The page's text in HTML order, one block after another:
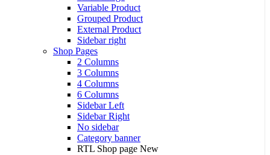
Variable Product
Grouped Product
External Product
Sidebar right
Shop Pages
2 Columns
3 Columns
4 Columns
6 Columns
Sidebar Left
Sidebar Right
No sidebar
Category banner
RTL Shop page New